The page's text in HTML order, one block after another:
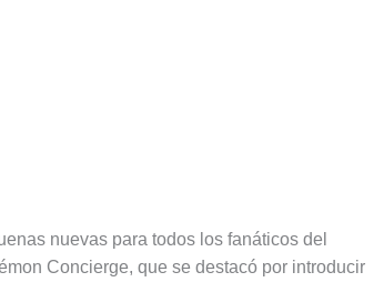
nuevas para todos los fanáticos del
Concierge, que se destacó por introducir